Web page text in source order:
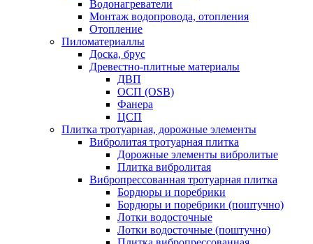
Водонагреватели
Монтаж водопровода, отопления
Отопление
Пиломатериаллы
Доска, брус
Древестно-плитные материалы
ДВП
ОСП (OSB)
Фанера
ЦСП
Плитка тротуарная, дорожные элементы
Вибролитая тротуарная плитка
Дорожные элементы вибролитые
Плитка вибролитая
Вибропрессованная тротуарная плитка
Бордюры и поребрики
Бордюры и поребрики (поштучно)
Лотки водосточные
Лотки водосточные (поштучно)